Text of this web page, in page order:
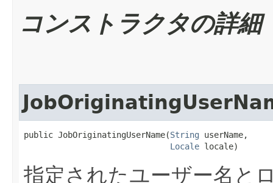
コンストラクタの詳細
public JobOriginatingUserName​(String userName,
Locale locale)
指定されたユーザー名と